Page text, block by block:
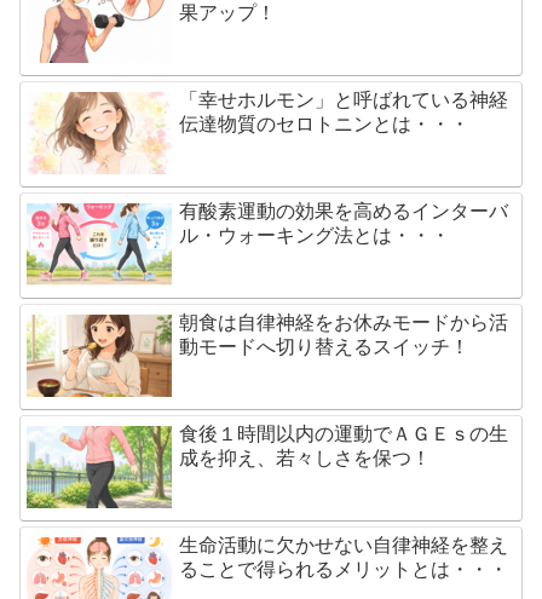
果アップ！
「幸せホルモン」と呼ばれている神経
伝達物質のセロトニンとは・・・
有酸素運動の効果を高めるインターバ
ル・ウォーキング法とは・・・
朝食は自律神経をお休みモードから活
動モードへ切り替えるスイッチ！
食後１時間以内の運動でＡＧＥｓの生
成を抑え、若々しさを保つ！
生命活動に欠かせない自律神経を整え
ることで得られるメリットとは・・・